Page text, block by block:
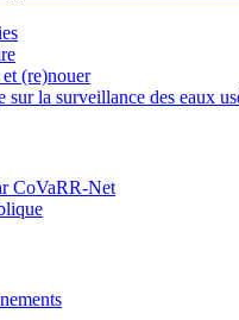
(re)nouer
la surveillance des eaux
CoVaRR-Net